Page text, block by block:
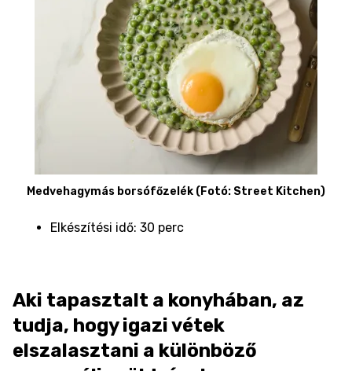
Medvehagymás borsófőzelék (Fotó: Street Kitchen)
Elkészítési idő: 30 perc
Aki tapasztalt a konyhában, az
tudja, hogy igazi vétek
elszalasztani a különböző